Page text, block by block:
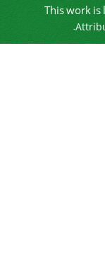
This work
.